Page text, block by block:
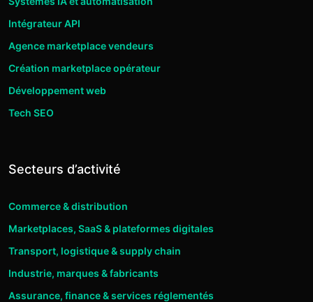
Intégrateur API
Agence marketplace vendeurs
Création marketplace opérateur
Développement web
Tech SEO
Secteurs d’activité
Commerce & distribution
Marketplaces, SaaS & plateformes digitales
Transport, logistique & supply chain
Industrie, marques & fabricants
Assurance, finance & services réglementés